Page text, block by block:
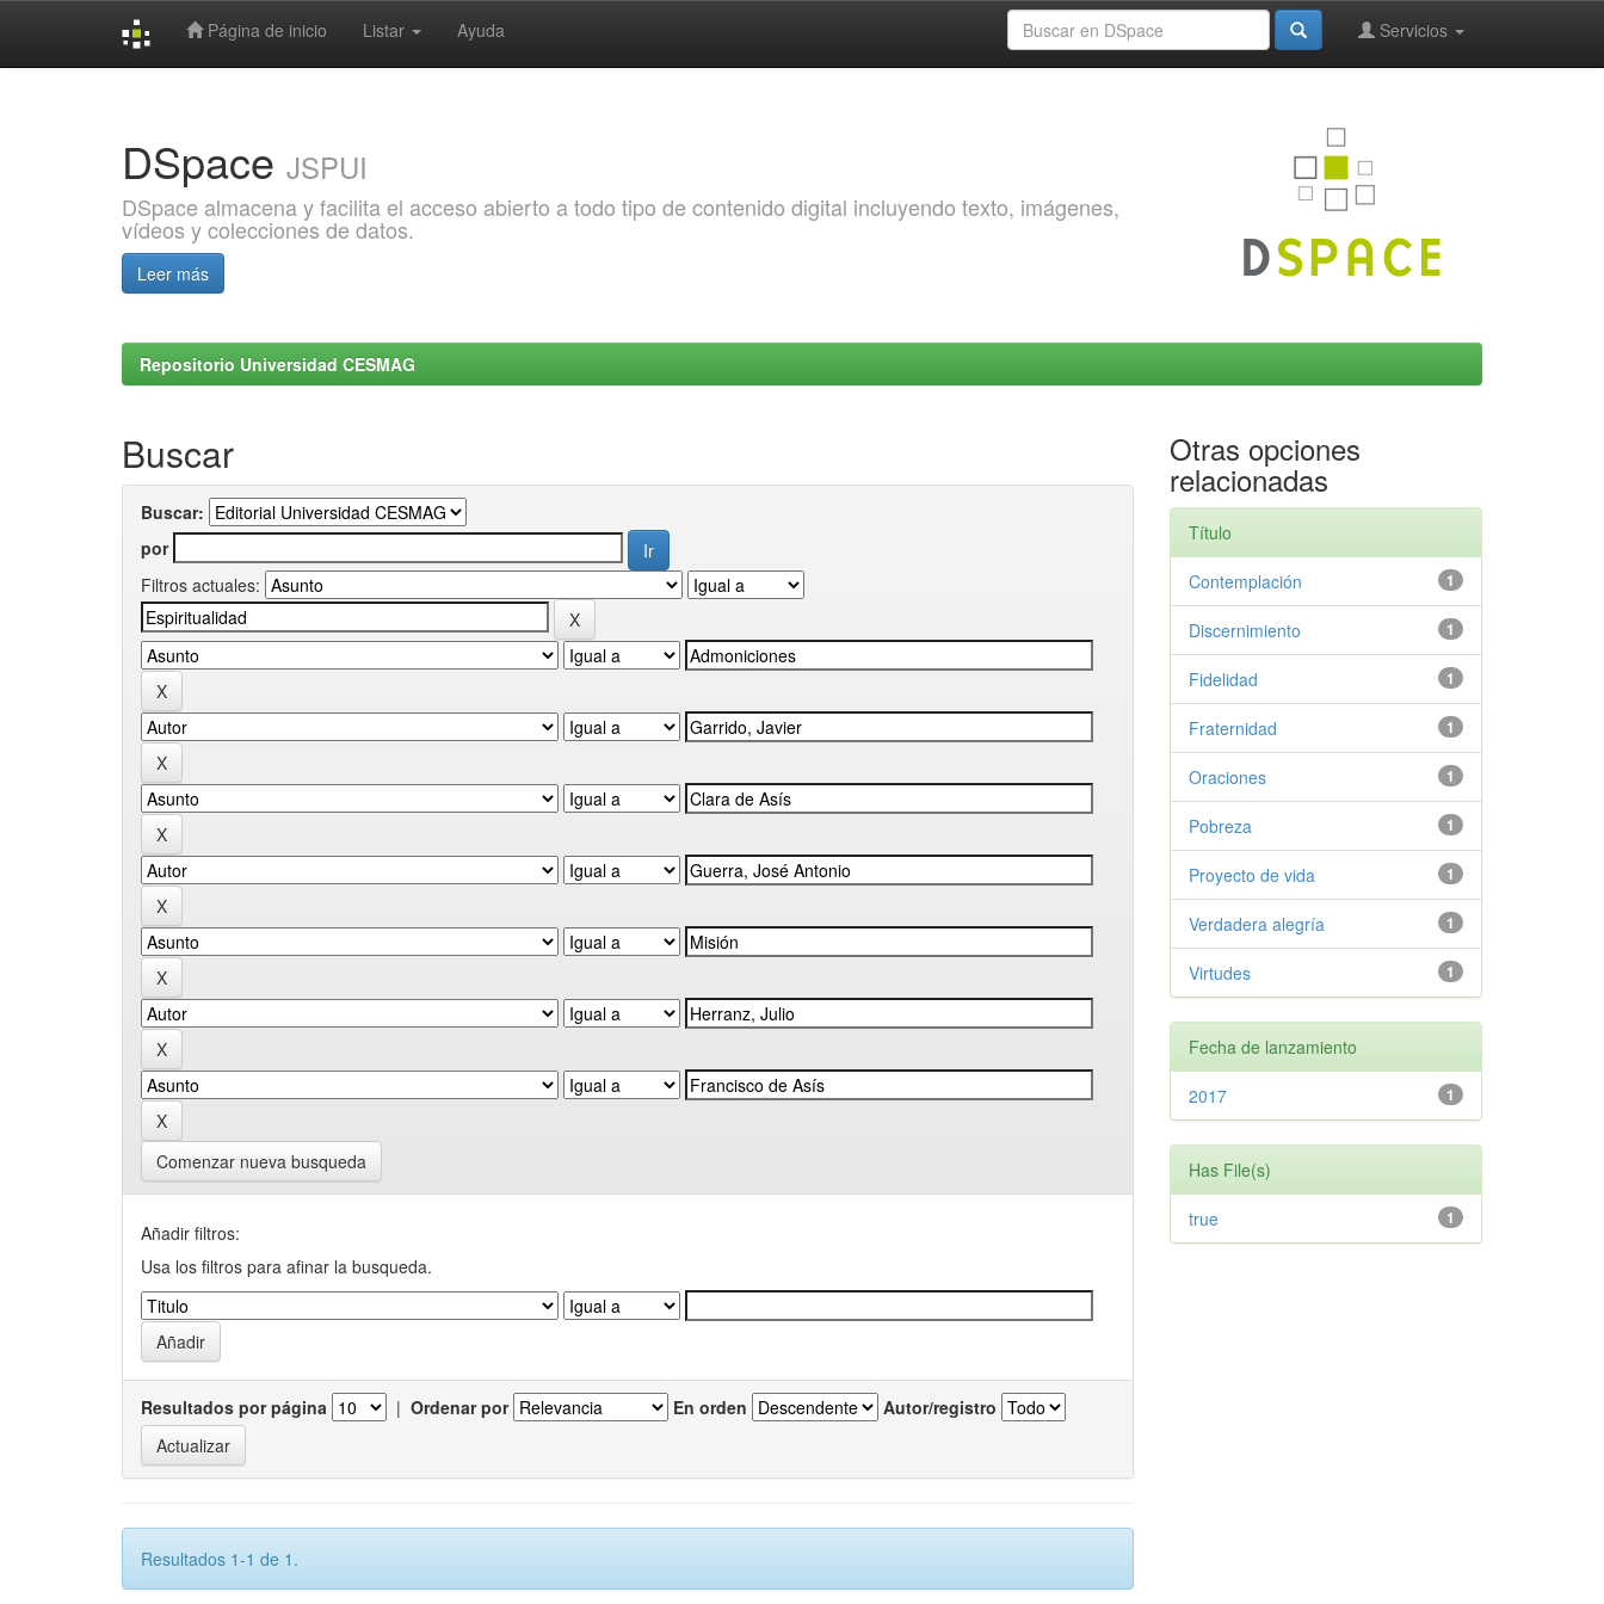
Página de inicio Listar Ayuda Servicios
DSpace JSPUI
DSpace almacena y facilita el acceso abierto a todo tipo de contenido digital incluyendo texto, imágenes,
vídeos y colecciones de datos.
Leer más
Repositorio Universidad CESMAG
Buscar
Buscar:
por
Filtros actuales:
Comenzar nueva busqueda
Añadir filtros:
Usa los filtros para afinar la busqueda.
Resultados por página | Ordenar por En orden Autor/registro
Resultados 1-1 de 1.
Otras opciones
relacionadas
Título
1
Contemplación
1
Discernimiento
1
Fidelidad
1
Fraternidad
1
Oraciones
1
Pobreza
1
Proyecto de vida
1
Verdadera alegría
1
Virtudes
Fecha de lanzamiento
1
2017
Has File(s)
1
true